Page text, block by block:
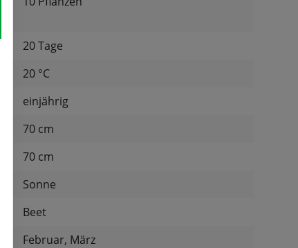
20 Tage
20 °C
einjährig
70 cm
70 cm
Sonne
Beet
Februar, März